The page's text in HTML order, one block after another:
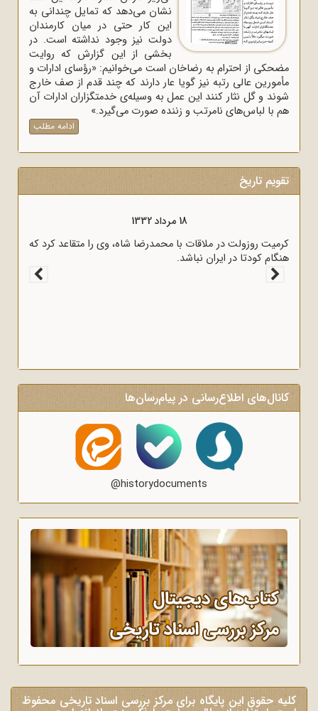
نشان می‌دهد که تمایل چندانی به
این کار حتی در میان کارمندان
دولت نیز وجود نداشته است. در
بخشی از این گزارش که روایت
مضحکی از احترام به رضاخان است می‌خوانیم: «رؤسای ادارات و
مأمورین عالی رتبه نیز گویا عار دارند که چند قدم از صف خارج
شوند و گل نثار کنند این عمل به وسیله‌ی خدمتگزاران ادارات آن
هم با لباس‌های نامرتب و زننده صورت می‌گیرد.»
ادامه مطلب
تقویم تاریخ
کرمیت روزولت در ملاقات باو سیاسی کشور در نامه‌ای برای رؤسای
از پرداخت غرامت به انگلیس اعلام کردند.
کانال‌های اطلاع‌رسانی در پیام‌رسان‌ها
@historydocuments
کلیه حقوق این پایگاه برای مرکز بررسی اسناد تاریخی محفوظ